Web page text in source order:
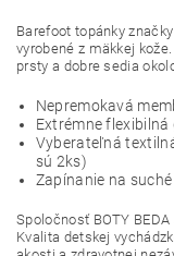
Barefoot topánky
vyrobené z mäkkej
prsty a dobre sedia
Nepremokavá
Extrémne
Vyberateľná
sú 2ks)
Zapínanie na
Spoločnosť BOTY
Kvalita detskej